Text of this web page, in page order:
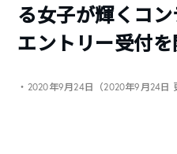
る女子が輝くコン
エントリー受付
・2020年9月24日（2020年9月24日